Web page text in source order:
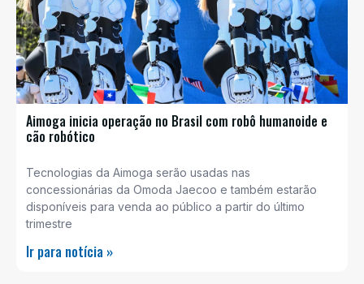
Aimoga inicia operação no Brasil com robô humanoide e
cão robótico
Tecnologias da Aimoga serão usadas nas
concessionárias da Omoda Jaecoo e também estarão
disponíveis para venda ao público a partir do último
trimestre
Ir para notícia »